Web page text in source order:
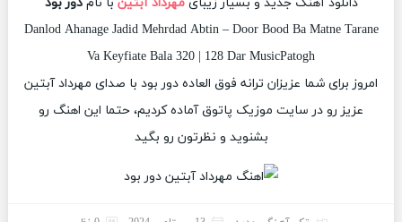
Danlod Ahanage Jadid Mehrdad Abtin – Door Bood Ba Matne Tarane
Va Keyfiate Bala 320 | 128 Dar MusicPatogh
امروز برای شما عزیزان ترانه فوق العاده دور بود با صدای مهرداد آبتین
عزیز رو در سایت موزیک پاتوق آماده کردیم، حتما این اهنگ رو
بشنوید و نظرتون رو بگید